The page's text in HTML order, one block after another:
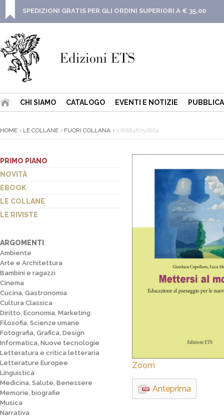
SPEDIZIONI GRATIS PER GLI ORDINI SUPERIORI A € 35,00
CHI SIAMO CATALOGO EVENTI E NOTIZIE
HOME LE COLLANE FUORI COLLANA 9788846752864
PRIMO PIANO
NOVITÀ
EBOOK
LE COLLANE
LE RIVISTE
ARGOMENTI
Ambiente
Arte e Architettura
Bambini e ragazzi
Cinema
Cucina, Gastronomia
Cultura Classica
Diritto, Economia, Marketing
Filosofia, Scienze umane
Fotografia, Grafica, Design
Informatica, Nuove tecnologie
Letteratura e critica letteraria
Letterature Europee
Linguistica
Medicina, Salute, Benessere
Memorie, biografie
Musica
Narrativa
Zoom
Anteprima